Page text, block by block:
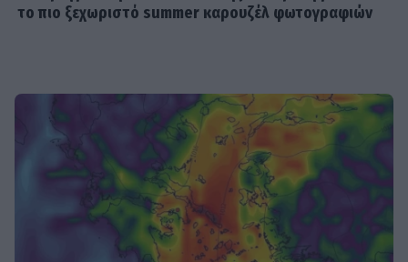
Μαγνήτισε τα βλέμματα με το
Γαστρονομικό στιγμιότυπο από...
Κρήτη! Η Σίσσυ Χρηστίδου
απολαμβάνει τις γεύσεις του νησιού
το πιο ξεχωριστό summer καρουζέλ φωτογραφιών